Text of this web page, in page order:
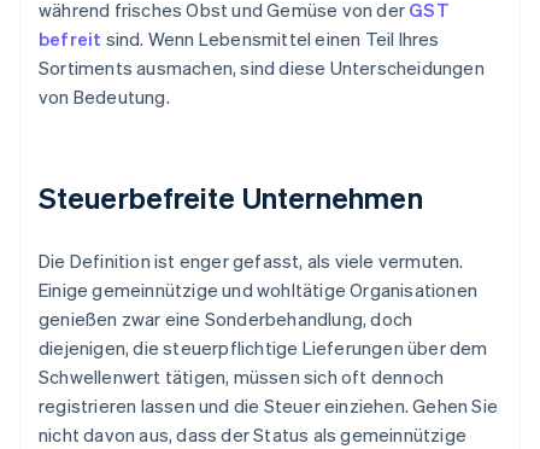
während frisches Obst und Gemüse von der GST
befreit sind. Wenn Lebensmittel einen Teil Ihres
Sortiments ausmachen, sind diese Unterscheidungen
von Bedeutung.
Steuerbefreite Unternehmen
Die Definition ist enger gefasst, als viele vermuten.
Einige gemeinnützige und wohltätige Organisationen
genießen zwar eine Sonderbehandlung, doch
diejenigen, die steuerpflichtige Lieferungen über dem
Schwellenwert tätigen, müssen sich oft dennoch
registrieren lassen und die Steuer einziehen. Gehen Sie
nicht davon aus, dass der Status als gemeinnützige